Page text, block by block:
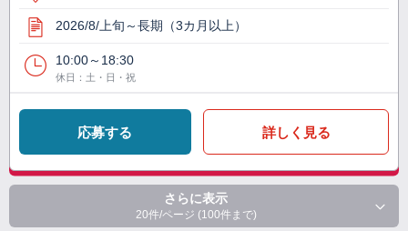
2026/8/上旬～長期（3カ月以上）
10:00～18:30
休日：土・日・祝
応募する 詳しく見る
さらに表示
20件/ページ (100件まで)